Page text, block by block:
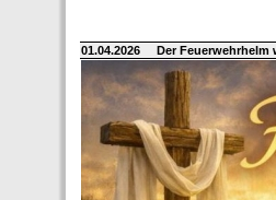
01.04.2026 Der